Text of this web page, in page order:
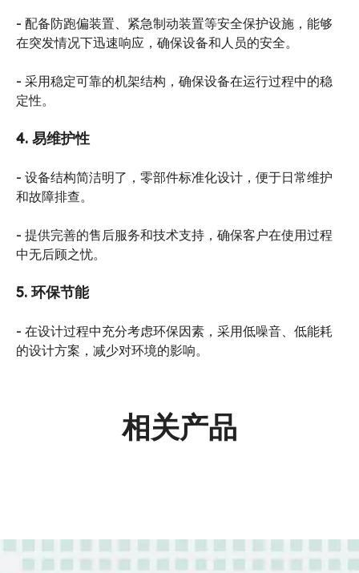
- 配备防跑偏装置、紧急制动装置等安全保护设施，能够
在突发情况下迅速响应，确保设备和人员的安全。
- 采用稳定可靠的机架结构，确保设备在运行过程中的稳
定性。
4. 易维护性
- 设备结构简洁明了，零部件标准化设计，便于日常维护
和故障排查。
- 提供完善的售后服务和技术支持，确保客户在使用过程
中无后顾之忧。
5. 环保节能
- 在设计过程中充分考虑环保因素，采用低噪音、低能耗
的设计方案，减少对环境的影响。
相关产品